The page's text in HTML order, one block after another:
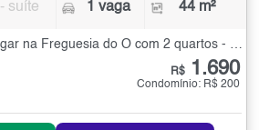
- suíte 1 vaga 44 m²
Apartamento para Alugar na Freguesia do Ó com 2 quartos - 44 m²
R$ 1.690
Condomínio: R$ 200